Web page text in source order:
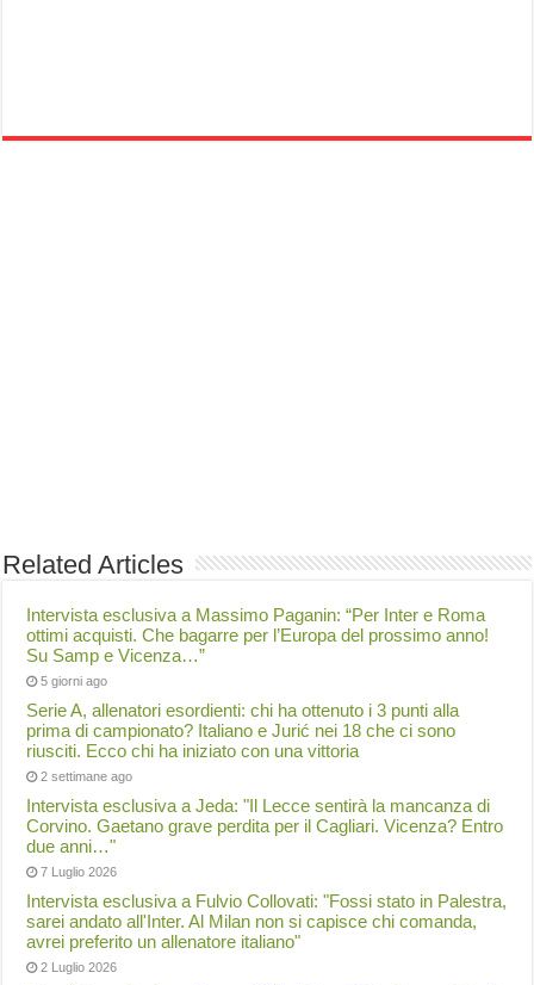
Related Articles
Intervista esclusiva a Massimo Paganin: “Per Inter e Roma
ottimi acquisti. Che bagarre per l’Europa del prossimo anno!
Su Samp e Vicenza…”
5 giorni ago
Serie A, allenatori esordienti: chi ha ottenuto i 3 punti alla
prima di campionato? Italiano e Jurić nei 18 che ci sono
riusciti. Ecco chi ha iniziato con una vittoria
2 settimane ago
Intervista esclusiva a Jeda: "Il Lecce sentirà la mancanza di
Corvino. Gaetano grave perdita per il Cagliari. Vicenza? Entro
due anni…"
7 Luglio 2026
Intervista esclusiva a Fulvio Collovati: "Fossi stato in Palestra,
sarei andato all'Inter. Al Milan non si capisce chi comanda,
avrei preferito un allenatore italiano"
2 Luglio 2026